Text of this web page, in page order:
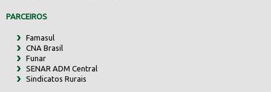
PARCEIROS
Famasul
CNA Brasil
Funar
SENAR ADM Central
Sindicatos Rurais